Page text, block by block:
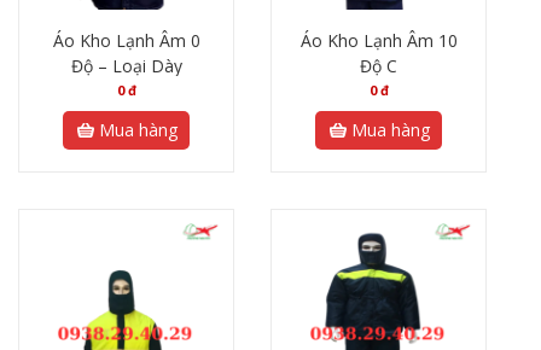
Áo Kho Lạnh Âm 0
Độ – Loại Dày
0đ
Mua hàng
Áo Kho Lạnh Âm 10
Độ C
0đ
Mua hàng